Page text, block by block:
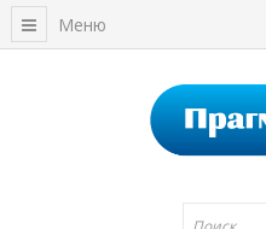
Меню